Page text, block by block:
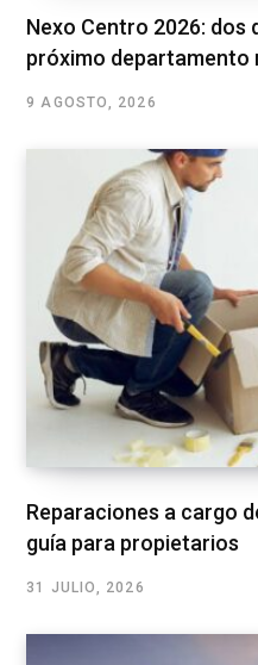
Nexo Centro 2026: dos
próximo departamento
9 AGOSTO, 2026
Reparaciones a cargo
guía para propietarios
31 JULIO, 2026